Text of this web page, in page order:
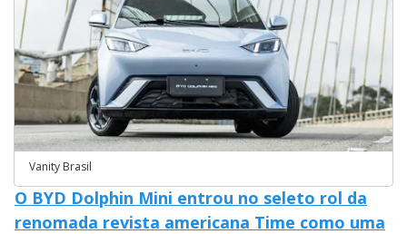
Vanity Brasil
O BYD Dolphin Mini entrou no seleto rol da
renomada revista americana Time como uma